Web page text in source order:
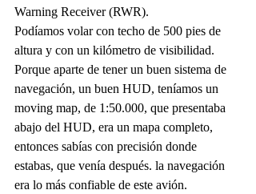
Warning Receiver (RWR).
Podíamos volar con techo de 500 pies de
altura y con un kilómetro de visibilidad.
Porque aparte de tener un buen sistema de
navegación, un buen HUD, teníamos un
moving map, de 1:50.000, que presentaba
abajo del HUD, era un mapa completo,
entonces sabías con precisión donde
estabas, que venía después. la navegación
era lo más confiable de este avión.